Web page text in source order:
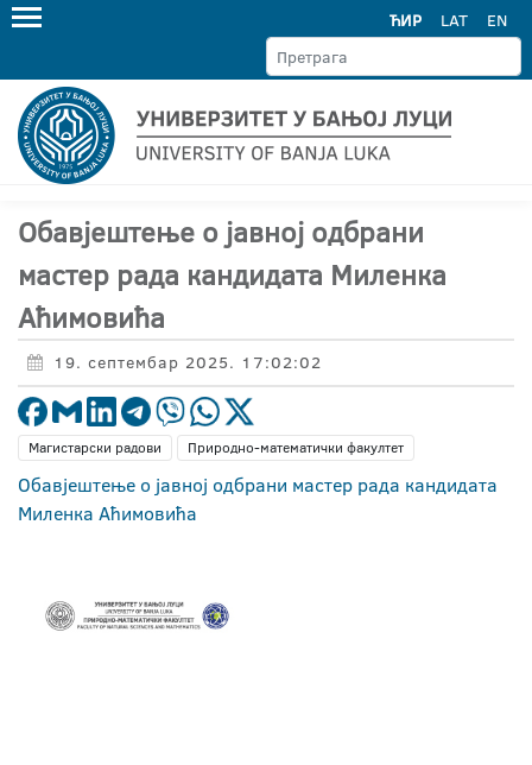
ЋИР LAT EN
Обавјештење о јавној одбрани
мастер рада кандидата Миленка
Аћимовића
19. септембар 2025. 17:02:02
Магистарски радови Природно-математички факултет
Обавјештење о јавној одбрани мастер рада кандидата
Миленка Аћимовића